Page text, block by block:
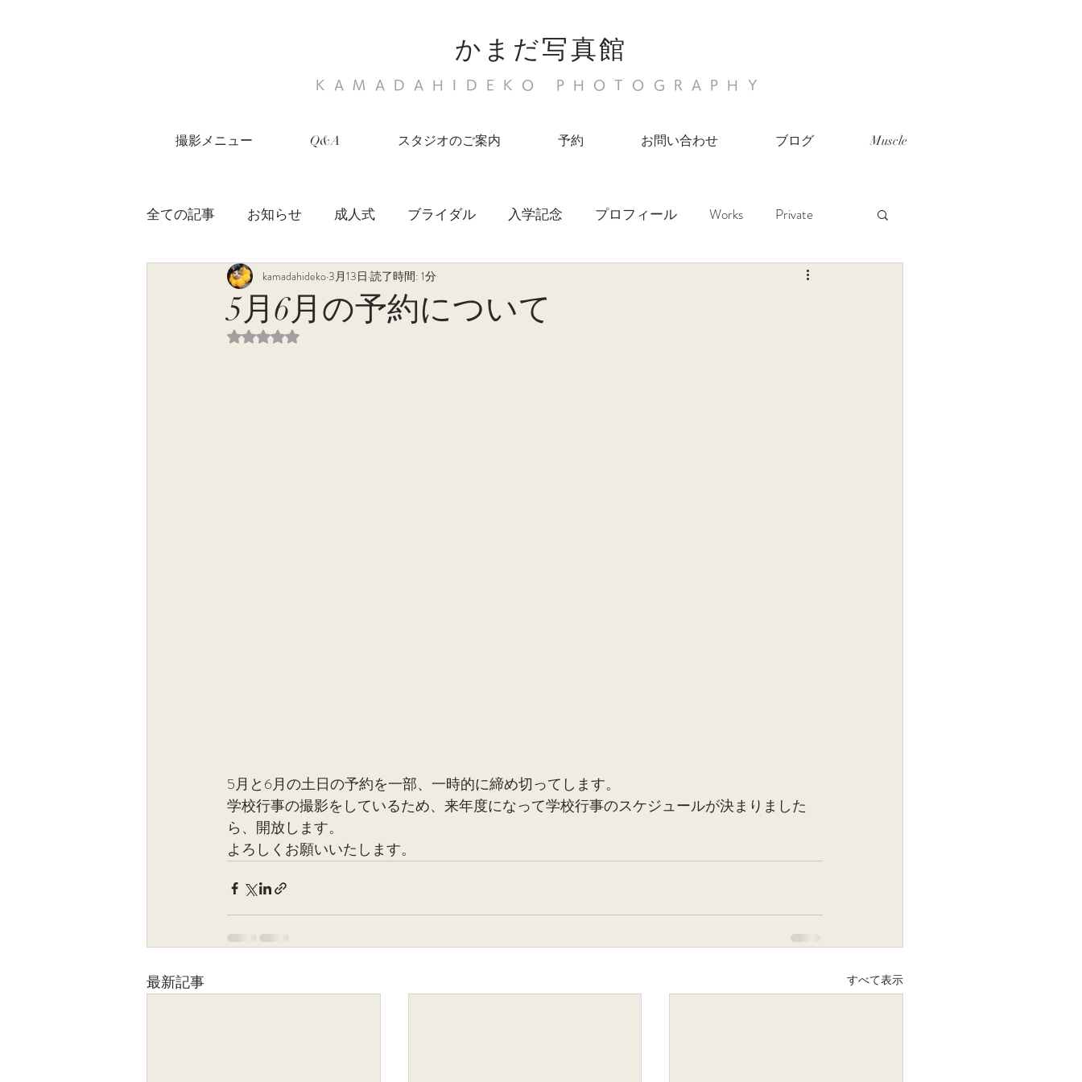
かまだ写真館
KAMADAHIDEKO PHOTOGRAPHY
撮影メニュー Q&A スタジオのご案内 予約 お問い合わせ ブログ Muscle
全ての記事 お知らせ 成人式 ブライダル 入学記念 プロフィール Works Private
家族写真 お宮参り Life
5月6月の予約について
kamadahideko3月13日 読了時間: 1分
5つ星のうちNaNと評価されています。
5月と6月の土日の予約を一部、一時的に締め切ってします。
学校行事の撮影をしているため、来年度になって学校行事のスケジュールが決まりました
ら、開放します。
よろしくお願いいたします。
最新記事 すべて表示